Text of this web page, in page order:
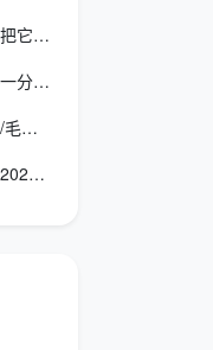
什么叫开荒保洁？刚装完新房的你，千万别把它当成“大扫除”
开荒保洁多少钱？先懂算法再比价，你的每一分钱才花得明白
开荒保洁多少钱一平方米？天均安洁分精装/毛坯/翻新拆解单价
开荒保洁收费标准一般要多少钱？天均安洁2026全透明计价模型